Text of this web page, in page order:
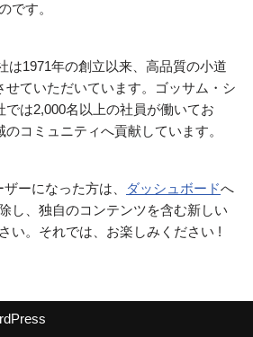
です。
は1971年の創立以来、高品質の小道
せていただいています。ゴッサム・シ
では2,000名以上の社員が働いてお
のコミュニティへ貢献しています。
ーになった方は、 ダッシュボードへ
し、独自のコンテンツを含む新しい
い。それでは、お楽しみください !